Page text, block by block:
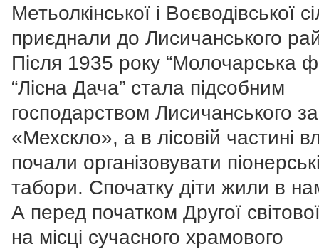
Метьолкінської і Воєводівської
приєднали до Лисичанського
Після 1935 року “Молочарська
“Лісна Дача” стала підсобним
господарством Лисичанського
«Мехскло», а в лісовій частині
почали організовувати
табори. Спочатку діти жили в
А перед початком Другої
на місці сучасного храмового